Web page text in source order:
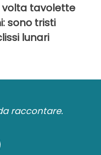
tavolette
sono tristi
lunari
raccontare.